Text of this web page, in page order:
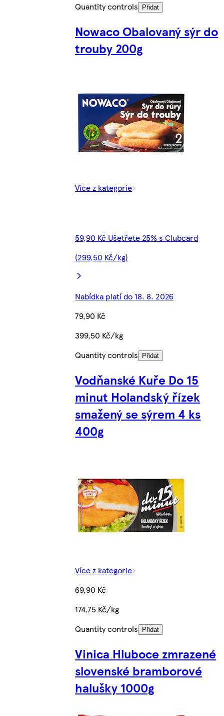
Quantity controls
Přidat
Nowaco Obalovaný sýr do
trouby 200g
Více z kategorie
59,90 Kč Ušetřete 25% s Clubcard
(299,50 Kč/kg)
Nabídka platí do 18. 8. 2026
79,90 Kč
399,50 Kč/kg
Quantity controls
Přidat
Vodňanské Kuře Do 15
minut Holandský řízek
smažený se sýrem 4 ks
400g
Více z kategorie
69,90 Kč
174,75 Kč/kg
Quantity controls
Přidat
Vinica Hluboce zmrazené
slovenské bramborové
halušky 1000g